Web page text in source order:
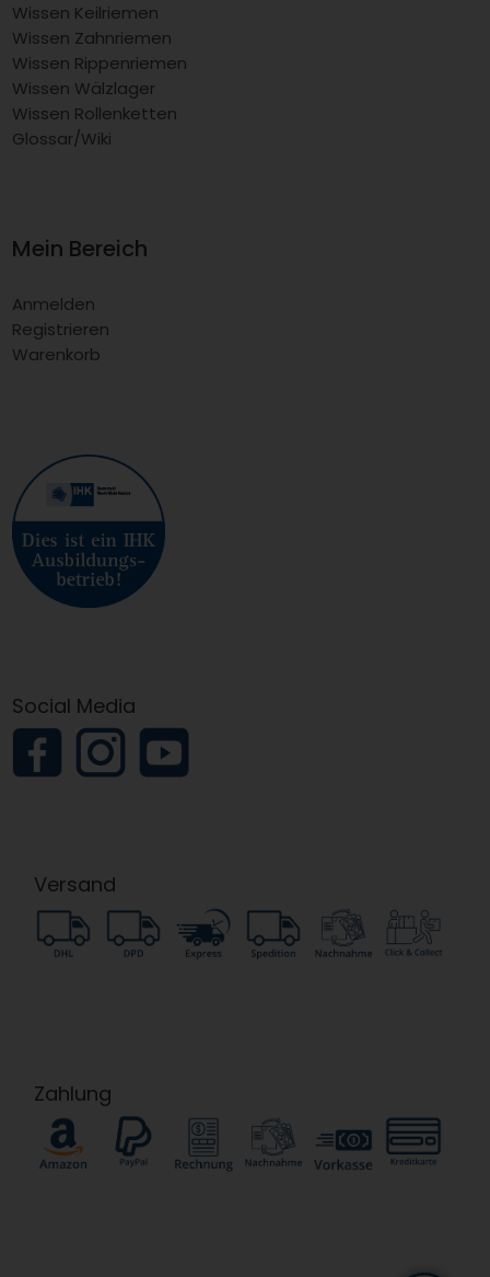
Wissen Keilriemen
Wissen Zahnriemen
Wissen Rippenriemen
Wissen Wälzlager
Wissen Rollenketten
Glossar/Wiki
Mein Bereich
Anmelden
Registrieren
Warenkorb
Social Media
Versand
Zahlung